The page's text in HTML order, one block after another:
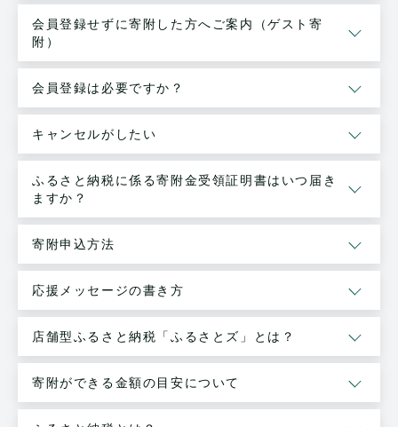
会員登録せずに寄附した方へご案内（ゲスト寄
附）
会員登録は必要ですか？
キャンセルがしたい
ふるさと納税に係る寄附金受領証明書はいつ届き
ますか？
寄附申込方法
応援メッセージの書き方
店舗型ふるさと納税「ふるさとズ」とは？
寄附ができる金額の目安について